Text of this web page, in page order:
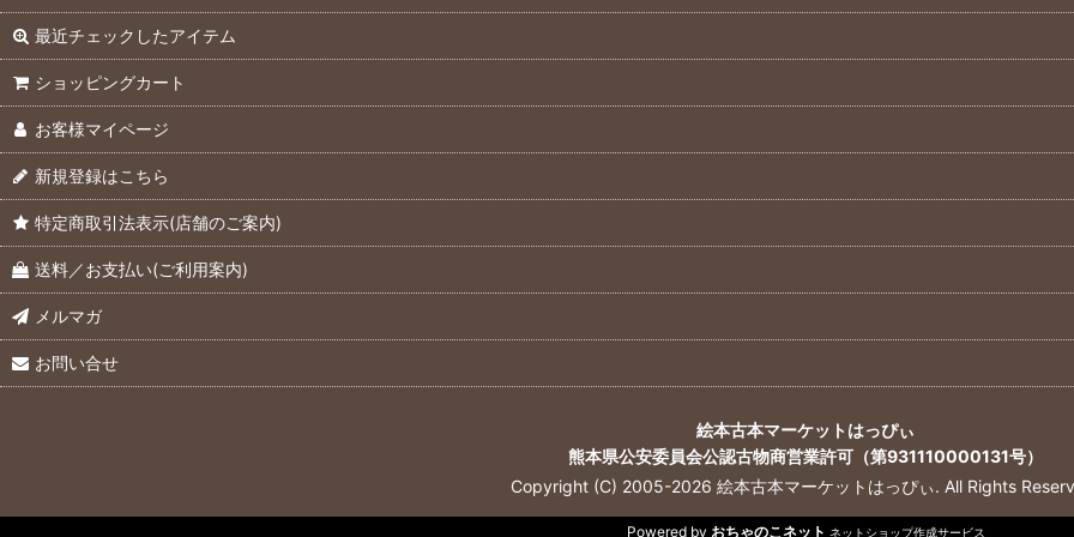
最近チェックしたアイテム
ショッピングカート
お客様マイページ
新規登録はこちら
特定商取引法表示(店舗のご案内)
送料／お支払い(ご利用案内)
メルマガ
お問い合せ
絵本古本マーケットはっぴぃ
熊本県公安委員会公認古物商営業許可（第931110000131号）
Copyright (C) 2005-2026 絵本古本マーケットはっぴぃ. All Rights
Powered by おちゃのこネット ネットショップ作成サービス